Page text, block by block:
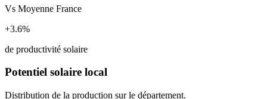
Vs Moyenne France
+3.6%
de productivité solaire
Potentiel solaire local
Distribution de la production sur le département.